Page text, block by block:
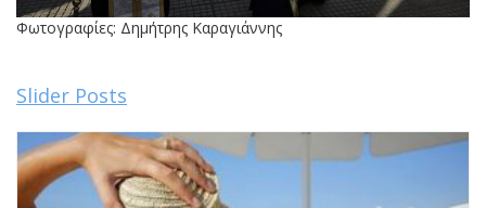
Φωτογραφίες: Δημήτρης Καραγιάννης
Slider Posts